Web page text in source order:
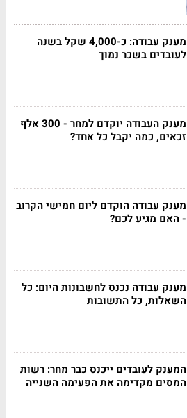
מענק עבודה: כ-4,000 שקל בשנה
לעובדים בשכר נמוך
מענק העבודה יוקדם למחר - 300 אלף
זכאים, כמה יקבל כל אחד?
מענק עבודה הוקדם ליום חמישי הקרוב
- האם מגיע לכם?
מענק עבודה נכנס לחשבונות היום: כל
השאלות, כל התשובות
המענק לעובדים ייכנס כבר מחר: רשות
המסים מקדימה את הפעימה השנייה